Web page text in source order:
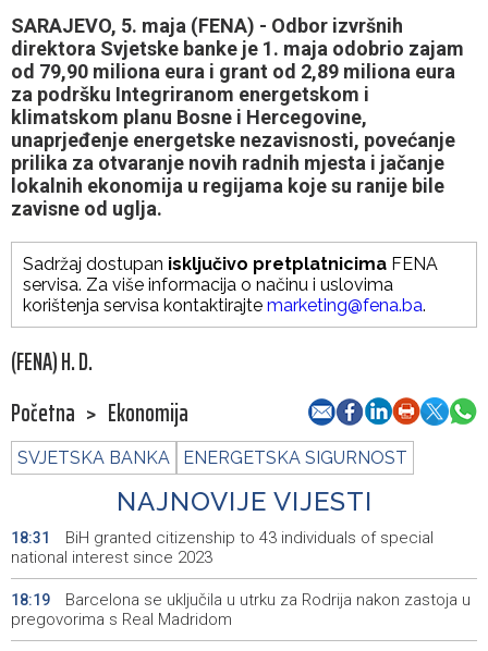
SARAJEVO, 5. maja (FENA) - Odbor izvršnih
direktora Svjetske banke je 1. maja odobrio zajam
od 79,90 miliona eura i grant od 2,89 miliona eura
za podršku Integriranom energetskom i
klimatskom planu Bosne i Hercegovine,
unaprjeđenje energetske nezavisnosti, povećanje
prilika za otvaranje novih radnih mjesta i jačanje
lokalnih ekonomija u regijama koje su ranije bile
zavisne od uglja.
Sadržaj dostupan isključivo pretplatnicima FENA
servisa. Za više informacija o načinu i uslovima
korištenja servisa kontaktirajte marketing@fena.ba.
(FENA) H. D.
Početna > Ekonomija
SVJETSKA BANKA ENERGETSKA SIGURNOST
NAJNOVIJE VIJESTI
18:31
BiH granted citizenship to 43 individuals of special
national interest since 2023
18:19
Barcelona se uključila u utrku za Rodrija nakon zastoja u
pregovorima s Real Madridom